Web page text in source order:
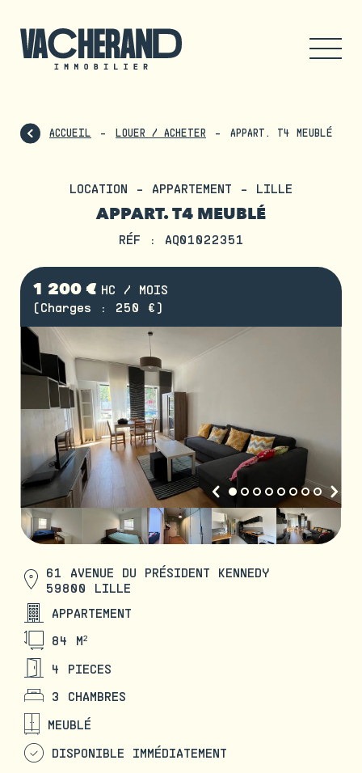
ACCUEIL LOUER / ACHETER APPART. T4 MEUBLÉ
LOCATION - APPARTEMENT - LILLE
APPART. T4 MEUBLÉ
RÉF : AQ01022351
1 200 € HC / MOIS
(Charges : 250 €)
61 AVENUE DU PRÉSIDENT KENNEDY
59800 LILLE
APPARTEMENT
84 M²
4 PIECES
3 CHAMBRES
MEUBLÉ
DISPONIBLE IMMÉDIATEMENT